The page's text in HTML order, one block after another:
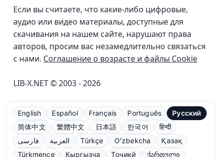
Если вы считаете, что какие-либо цифровые,
аудио или видео материалы, доступные для
скачивания на нашем сайте, нарушают права
авторов, просим вас незамедлительно связаться
с нами. Соглашение о возрасте и файлы Cookie
LIB-X.NET © 2003 - 2026
English Español Français Português
Русский
简体中文
繁體中文 日本語 한국어
हिन्दी
فارسی
العربية Türkçe Oʻzbekcha
Қазақ
Türkmençe
Кыргызча Тоҷикӣ ქართული